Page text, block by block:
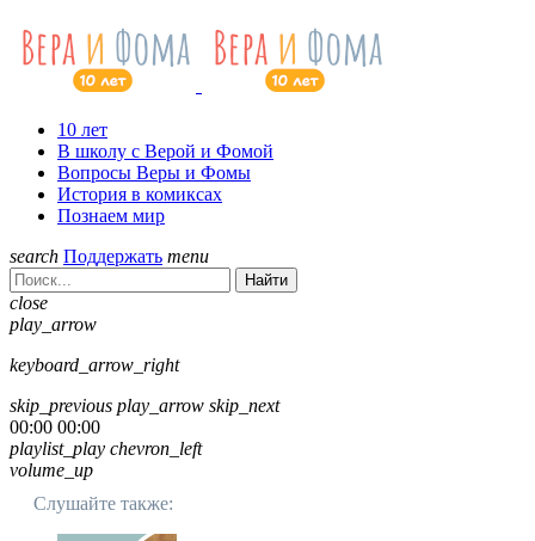
10 лет
В школу с Верой и Фомой
Вопросы Веры и Фомы
История в комиксах
Познаем мир
search Поддержать menu
Найти
close
play_arrow
keyboard_arrow_right
skip_previous play_arrow skip_next
00:00 00:00
playlist_play chevron_left
volume_up
Слушайте также: